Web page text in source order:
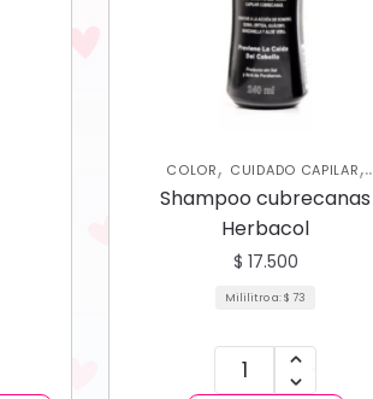
COLOR, CUIDADO CAPILAR,
SHAMPOOS Y
Shampoo cubrecanas
Herbacol
$ 17.500
Mililitro a:$ 73